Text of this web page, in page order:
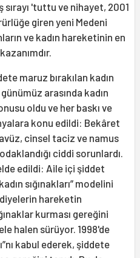
'tuttu ve nihayet, 2001
giren yeni Medeni
ve kadın hareketinin en
maruz bırakılan kadın
arasında kadın
oldu ve her baskı ve
konu edildi: Bekâret
cinsel taciz ve namus
ciddi sorunlardı.
edildi: Aile içi şiddet
sığınakları” modelini
hareketin
kurması gereğini
halen sürüyor. 1998'de
kabul ederek, şiddete